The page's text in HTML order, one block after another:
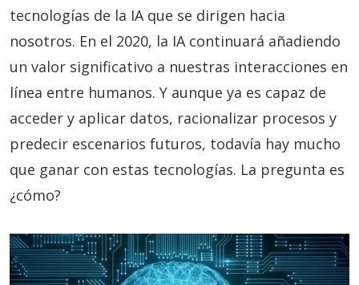
tecnologías de la IA que se dirigen hacia
nosotros. En el 2020, la IA continuará añadiendo
un valor significativo a nuestras interacciones en
línea entre humanos. Y aunque ya es capaz de
acceder y aplicar datos, racionalizar procesos y
predecir escenarios futuros, todavía hay mucho
que ganar con estas tecnologías. La pregunta es
¿cómo?